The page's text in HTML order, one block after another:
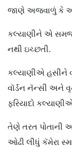
જાણે અજવાળું કે
કલ્યાણીને એ
નથી ઇચ્છતી.
કલ્યાણીએ હસીને
વૉર્ડન નૅન્સી અને
ફરિયાદો
તેણે તરત પોતાની
ઓઢી લીધું કૅમેરા